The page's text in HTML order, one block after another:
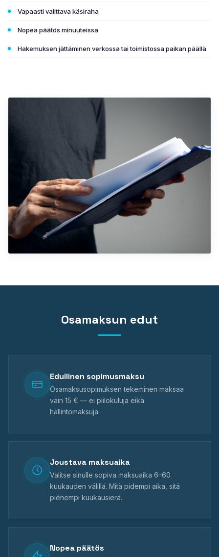
Ääneneristyslasit
Varastotavara (löytönurkka) Testaa värejä
Vapaasti valittava käsiraha
Nopea päätös minuuteissa
Hakemuksen jättäminen verkossa tai toimistossa paikan päällä
Osamaksun edut
Edullinen sopimusmaksu
Osamaksusopimuksen tekeminen maksaa
vain 15 € — ei piilokuluja eikä
hallintomaksuja.
Joustava maksuaika
Valitse sinulle sopiva maksuaika 6–60
kuukauden välillä. Mitä pidempi aika, sitä
pienempi kuukausierä.
Nopea päätös